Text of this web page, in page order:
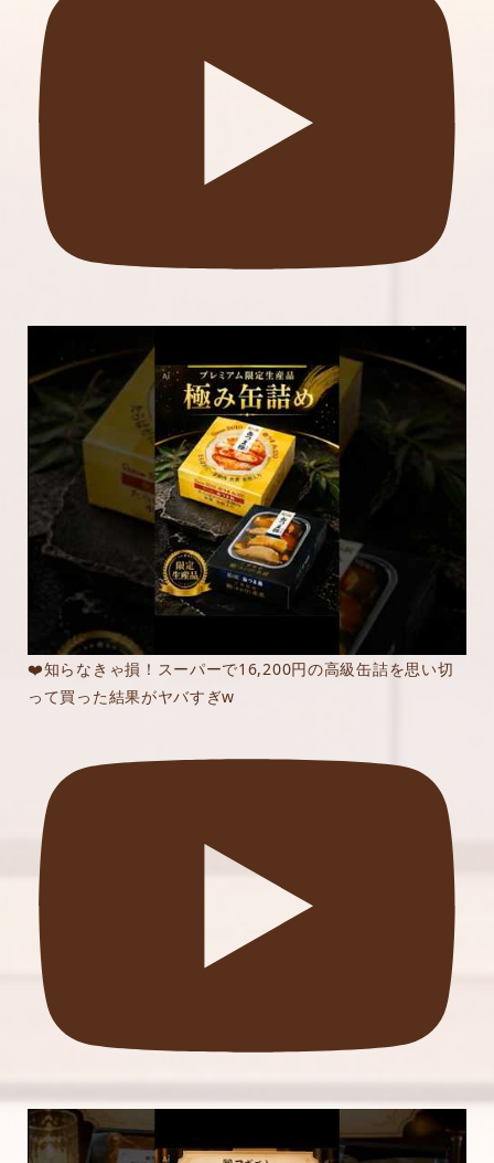
❤️知らなきゃ損！スーパーで16,200円の高級缶詰を思い切
って買った結果がヤバすぎw